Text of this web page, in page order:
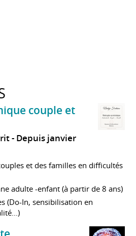
couple et
Depuis janvier
et des familles en difficultés
adulte -enfant (à partir de 8 ans)
(Do-In, sensibilisation en